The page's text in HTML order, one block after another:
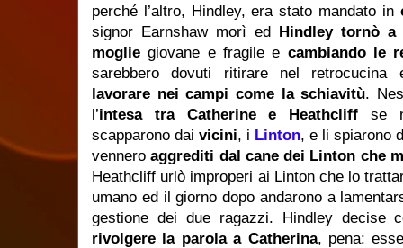
perché l’altro, Hindley, era stato mandato in
signor Earnshaw morì ed Hindley tornò
moglie giovane e fragile e cambiando le
sarebbero dovuti ritirare nel
lavorare nei campi come la schiavitù.
l’intesa tra Catherine e Heathcliff se
scapparono dai vicini, i Linton, e li spiarono
venneroaggrediti dal cane dei Linton che
Heathcliff urlò improperi ai Linton che lo
umano ed il giorno dopo andarono a
gestione dei due ragazzi. Hindley
rivolgere la parola a Catherina, pena: